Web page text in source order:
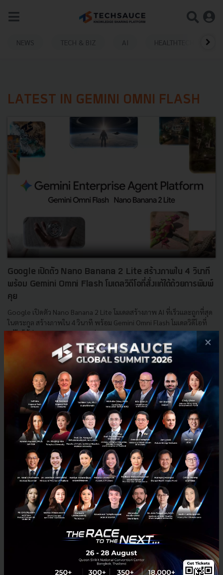
NEWS TECH & BIZ AI HEALTHTECH
LATEST IN GEMINI OMNI FLASH
Google เปิดตัว Nano Banana 2 Lite สร้างภาพใน 4 วินาที
พร้อม Gemini Omni Flash โมเดลวิดีโอที่สั่งแก้ได้ด้วยการพิมพ์
คุย
Google เปิดตัว Nano Banana 2 Lite โมเดลสร้างภาพ AI ที่เร็วและถูกที่สุด
ในตระกูล สร้างภาพใน 4 วินาที พร้อม Gemini Omni Flash โมเดลวิดีโอที่
แก้ไขได้ผ่านบทสนทนา ราคาเท่า Veo 3.1 Fast เ...
กรกฎาคม 2, 2026| ByTechsauce Team
Gemini Google Gemini API Nano Banana
E-mail :contact@techsauce.co
Tel : 02-001-5375
Mobile : 06-4658-9500
Techsauce Media
About Techsauce
Techsauce Services
Privacy Policy
×